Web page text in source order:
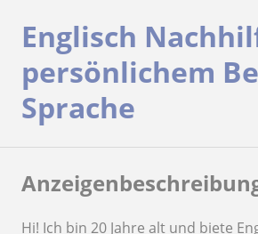
Englisch
persönlichem
Sprache
Hi! Ich bin 20 Jahre alt und biete